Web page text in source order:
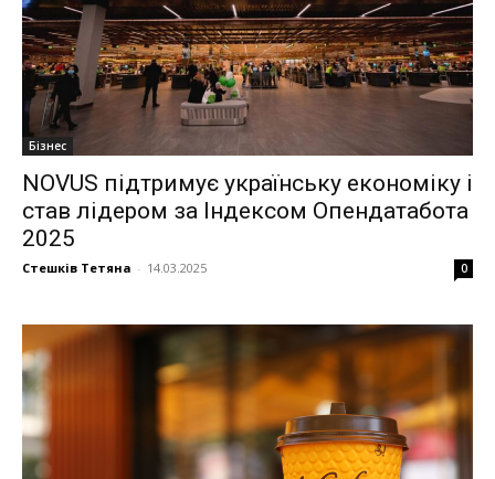
Бізнес
NOVUS підтримує українську економіку і
став лідером за Індексом Опендатабота
2025
Стешків Тетяна - 14.03.2025 0